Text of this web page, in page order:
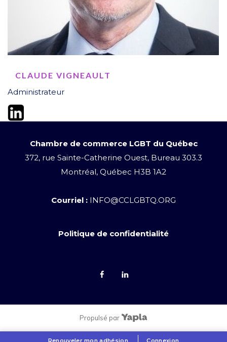
Renouveler mon adhésion Connexion
CLAUDE VIGNEAULT
Administrateur
Chambre de commerce LGBT du Québec
372, rue Sainte-Catherine Ouest, Bureau 303.3
Montréal, Québec H3B 1A2
Courriel : INFO@CCLGBTQ.ORG
Politique de confidentialité
Propulsé par